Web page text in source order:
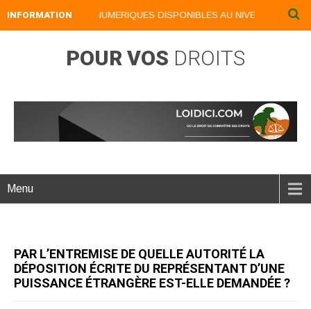
INFORMATION
NOS LIVRES NUMERIQUES DISPONIBLES AU NIVEAU DU
POUR VOS DROITS
Menu
PAR L’ENTREMISE DE QUELLE AUTORITÉ LA
DÉPOSITION ÉCRITE DU REPRÉSENTANT D’UNE
PUISSANCE ÉTRANGÈRE EST-ELLE DEMANDÉE ?